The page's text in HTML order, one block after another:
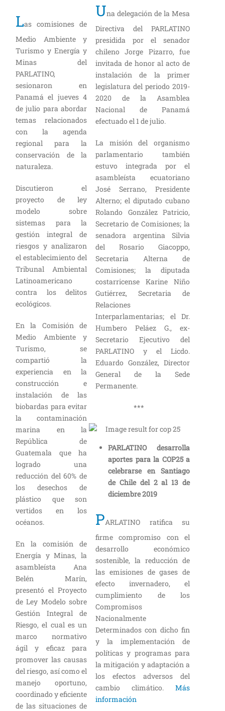
Las comisiones de
Medio Ambiente y
Turismo y Energía y
Minas del
PARLATINO,
sesionaron en
Panamá el jueves 4
de julio para abordar
temas relacionados
con la agenda
regional para la
conservación de la
naturaleza.
Discutieron el
proyecto de ley
modelo sobre
sistemas para la
gestión integral de
riesgos y analizaron
el establecimiento del
Tribunal Ambiental
Latinoamericano
contra los delitos
ecológicos.
En la Comisión de
Medio Ambiente y
Turismo, se
compartió la
experiencia en la
construcción e
instalación de las
biobardas para evitar
la contaminación
marina en la
República de
Guatemala que ha
logrado una
reducción del 60% de
los desechos de
plástico que son
vertidos en los
océanos.
En la comisión de
Energía y Minas, la
asambleísta Ana
Belén Marín,
presentó el Proyecto
de Ley Modelo sobre
Gestión Integral de
Riesgo, el cual es un
marco normativo
ágil y eficaz para
promover las causas
del riesgo, así como el
manejo oportuno,
coordinado y eficiente
de las situaciones de
Una delegación de la Mesa
Directiva del PARLATINO
presidida por el senador
chileno Jorge Pizarro, fue
invitada de honor al acto de
instalación de la primer
legislatura del periodo 2019-
2020 de la Asamblea
Nacional de Panamá
efectuado el 1 de julio.
La misión del organismo
parlamentario también
estuvo integrada por el
asambleísta ecuatoriano
José Serrano, Presidente
Alterno; el diputado cubano
Rolando González Patricio,
Secretario de Comisiones; la
senadora argentina Silvia
del Rosario Giacoppo,
Secretaria Alterna de
Comisiones; la diputada
costarricense Karine Niño
Gutiérrez, Secretaria de
Relaciones
Interparlamentarias; el Dr.
Humbero Peláez G., ex-
Secretario Ejecutivo del
PARLATINO y el Licdo.
Eduardo González, Director
General de la Sede
Permanente.
***
PARLATINO desarrolla
aportes para la COP25 a
celebrarse en Santiago
de Chile del 2 al 13 de
diciembre 2019
PARLATINO ratifica su
firme compromiso con el
desarrollo económico
sostenible, la reducción de
las emisiones de gases de
efecto invernadero, el
cumplimiento de los
Compromisos
Nacionalmente
Determinados con dicho fin
y la implementación de
políticas y programas para
la mitigación y adaptación a
los efectos adversos del
cambio climático. Más
información